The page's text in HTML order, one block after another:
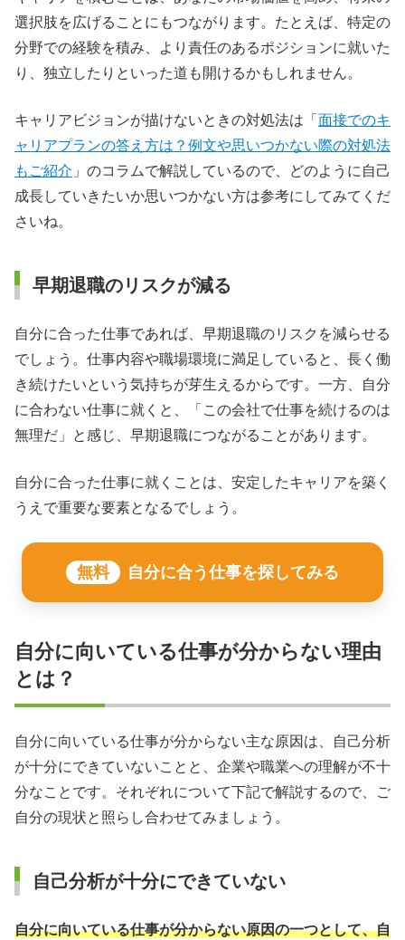
選択肢を広げることにもつながります。たとえば、特定の
分野での経験を積み、より責任のあるポジションに就いた
り、独立したりといった道も開けるかもしれません。
キャリアビジョンが描けないときの対処法は「 面接でのキ
ャリアプランの答え方は？例文や思いつかない際の対処法
もご紹介 」のコラムで解説しているので、どのように自己
成長していきたいか思いつかない方は参考にしてみてくだ
さいね。
早期退職のリスクが減る
自分に合った仕事であれば、早期退職のリスクを減らせる
でしょう。仕事内容や職場環境に満足していると、長く働
き続けたいという気持ちが芽生えるからです。一方、自分
に合わない仕事に就くと、「この会社で仕事を続けるのは
無理だ」と感じ、早期退職につながることがあります。
自分に合った仕事に就くことは、安定したキャリアを築く
うえで重要な要素となるでしょう。
無料 自分に合う仕事を探してみる
自分に向いている仕事が分からない理由
とは？
自分に向いている仕事が分からない主な原因は、自己分析
が十分にできていないことと、企業や職業への理解が不十
分なことです。それぞれについて下記で解説するので、ご
自分の現状と照らし合わせてみましょう。
自己分析が十分にできていない
自分に向いている仕事が分からない原因の一つとして、自